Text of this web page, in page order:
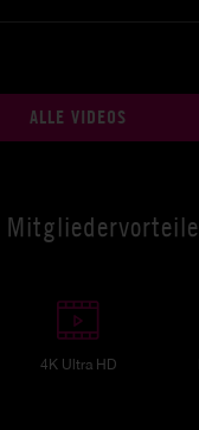
ALLE VIDEOS
Mitgliedervorteile
4K Ultra HD